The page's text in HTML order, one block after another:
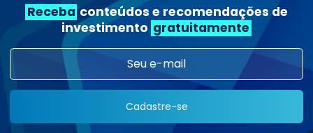
ECONOMIA
Payroll: EUA perdem 23 mil
vagas, bem abaixo do
esperado, mas desemprego cai
Christopher Gomes Galvão
Receba conteúdos e recomendações de
investimento gratuitamente
Cadastre-se